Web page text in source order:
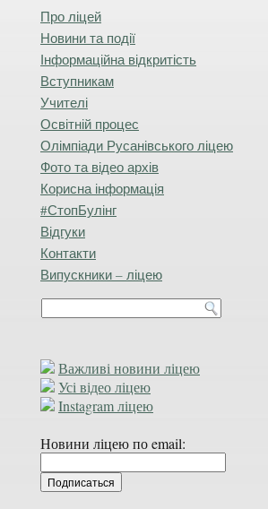
Про ліцей
Новини та події
Інформаційна відкритість
Вступникам
Учителі
Освітній процес
Олімпіади Русанівського ліцею
Фото та відео архів
Корисна інформація
#СтопБулінг
Відгуки
Контакти
Випускники – ліцею
Важливі новини ліцею
Усі відео ліцею
Instagram ліцею
Новини ліцею по email: